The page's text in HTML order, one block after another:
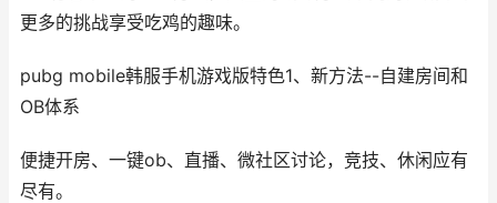
更多的挑战享受吃鸡的趣味。
pubg mobile韩服手机游戏版特色1、新方法--自建房间和
OB体系
便捷开房、一键ob、直播、微社区讨论，竞技、休闲应有
尽有。